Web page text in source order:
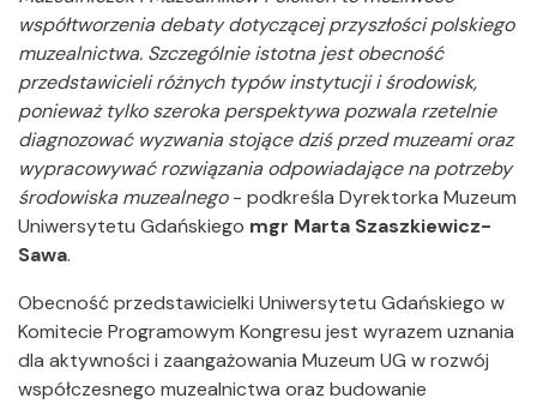
współtworzenia debaty dotyczącej przyszłości polskiego
muzealnictwa. Szczególnie istotna jest obecność
przedstawicieli różnych typów instytucji i środowisk,
ponieważ tylko szeroka perspektywa pozwala rzetelnie
diagnozować wyzwania stojące dziś przed muzeami oraz
wypracowywać rozwiązania odpowiadające na potrzeby
środowiska muzealnego- podkreśla Dyrektorka Muzeum
Uniwersytetu Gdańskiego mgr Marta Szaszkiewicz-
Sawa.
Obecność przedstawicielki Uniwersytetu Gdańskiego w
Komitecie Programowym Kongresu jest wyrazem uznania
dla aktywności i zaangażowania Muzeum UG w rozwój
współczesnego muzealnictwa oraz budowanie